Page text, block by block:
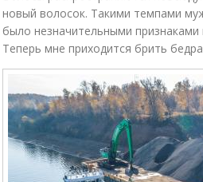
новый волосок. Такими темпами
было незначительными признаками
Теперь мне приходится брить